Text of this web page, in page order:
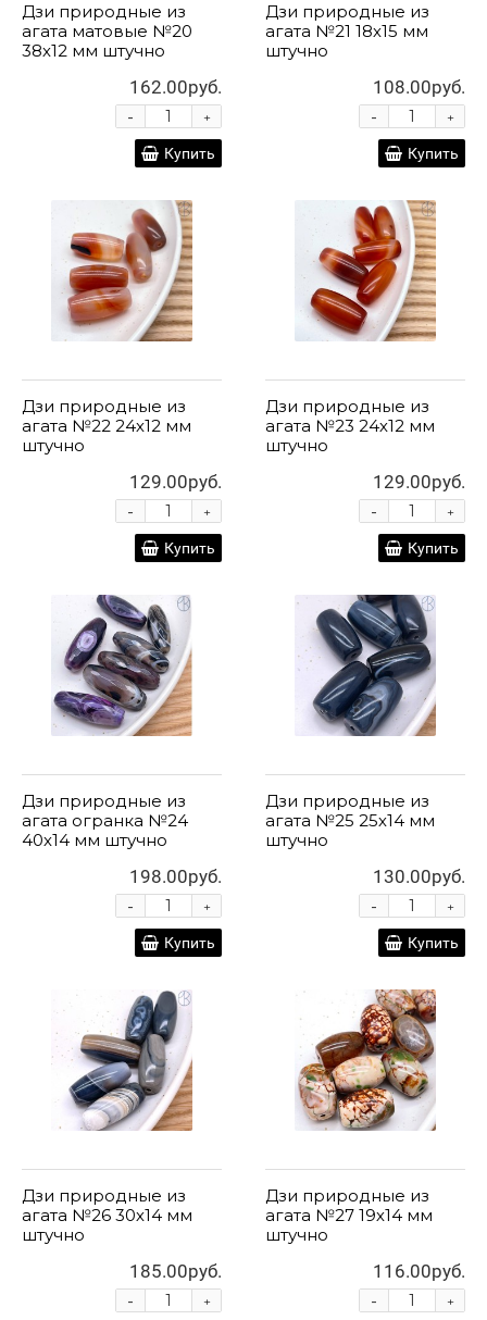
Дзи природные из
агата матовые №20
38х12 мм штучно
162.00руб.
+
-
Купить
Дзи природные из
агата №21 18х15 мм
штучно
108.00руб.
+
-
Купить
Дзи природные из
агата №22 24х12 мм
штучно
129.00руб.
+
-
Купить
Дзи природные из
агата №23 24х12 мм
штучно
129.00руб.
+
-
Купить
Дзи природные из
агата огранка №24
40х14 мм штучно
198.00руб.
+
-
Купить
Дзи природные из
агата №25 25х14 мм
штучно
130.00руб.
+
-
Купить
Дзи природные из
агата №26 30х14 мм
штучно
185.00руб.
+
-
Дзи природные из
агата №27 19х14 мм
штучно
116.00руб.
+
-